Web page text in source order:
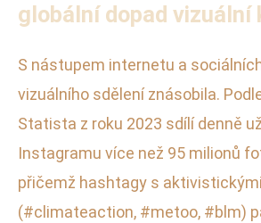
globální dopad vizuální
S nástupem internetu a
vizuálního sdělení znásobila.
Statista z roku 2023 sdílí denně
Instagramu více než 95 milionů
přičemž hashtagy s
(#climateaction, #metoo, #blm)